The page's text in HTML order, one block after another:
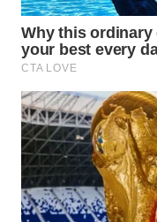
DESA
WISATA
LAPAK
WAHANA
Wahana
Network
KONSUMEN